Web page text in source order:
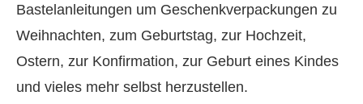
Bastelanleitungen um Geschenkverpackungen zu
Weihnachten, zum Geburtstag, zur Hochzeit,
Ostern, zur Konfirmation, zur Geburt eines Kindes
und vieles mehr selbst herzustellen.